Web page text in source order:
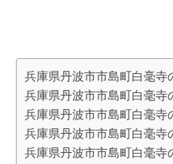
兵庫県丹波市市島町白毫寺
兵庫県丹波市市島町白毫寺
兵庫県丹波市市島町白毫寺
兵庫県丹波市市島町白毫寺
兵庫県丹波市市島町白毫寺